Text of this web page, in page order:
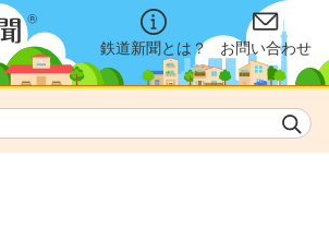
鉄道新聞とは？ お問い合わせ